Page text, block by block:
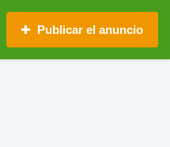
Publicar el anuncio